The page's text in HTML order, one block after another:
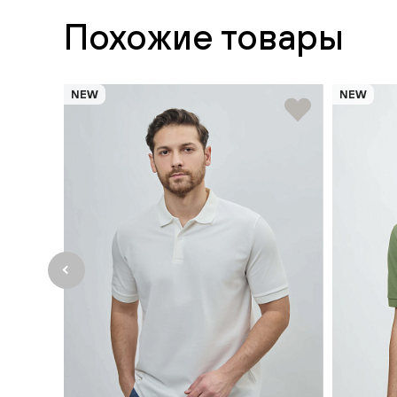
Похожие товары
NEW NEW